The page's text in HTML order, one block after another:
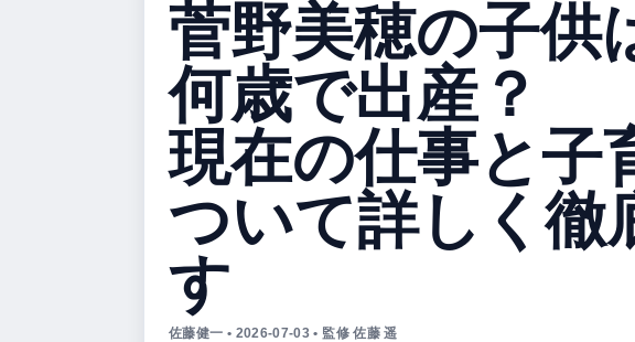
菅野美穂の子供
何歳で出産？
現在の仕事と子
ついて詳しく徹
す
佐藤健一 • 2026-07-03 • 監修 佐藤 遥